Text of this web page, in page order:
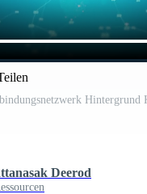
Hintergrund
Deerod